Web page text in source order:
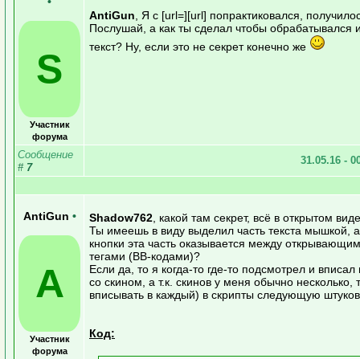
S
Участник
форума
AntiGun , Я с [url=][url] попрактиковался,
Послушай, а как ты сделал чтобы
текст? Ну, если это не секрет конечно же
Сообщение
# 7
31.05.16 -
AntiGun •
A
Участник
форума
Shadow762 , какой там секрет, всё в открытом
Ты имеешь в виду выделил часть текста мышкой,
кнопки эта часть оказывается между
тегами (BB-кодами)?
Если да, то я когда-то где-то подсмотрел и
со скином, а т.к. скинов у меня обычно несколько,
вписывать в каждый) в скрипты следующую
Код: